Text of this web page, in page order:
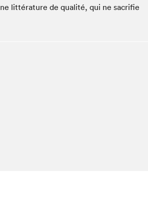
| Lis-moi MTL
littérature de qualité, qui ne sacrifie